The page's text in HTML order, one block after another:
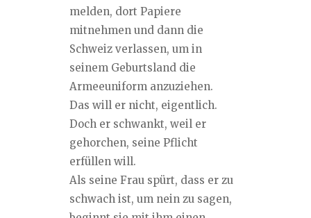
melden, dort Papiere
mitnehmen und dann die
Schweiz verlassen, um in
seinem Geburtsland die
Armeeuniform anzuziehen.
Das will er nicht, eigentlich.
Doch er schwankt, weil er
gehorchen, seine Pflicht
erfüllen will.
Als seine Frau spürt, dass er zu
schwach ist, um nein zu sagen,